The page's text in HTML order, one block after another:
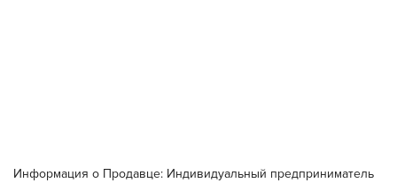
Информация о Продавце: Индивидуальный предприниматель